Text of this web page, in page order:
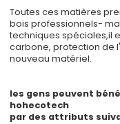
Toutes ces matières
bois professionnels-
techniques spéciales,il
carbone, protection de
nouveau matériel.
les gens peuvent
hohecotech
par des attributs